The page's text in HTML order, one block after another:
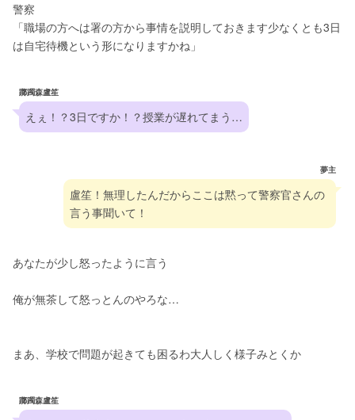
警察
「職場の方へは署の方から事情を説明しておきます少なくとも3日
は自宅待機という形になりますかね」
躑躅森盧笙
えぇ！？3日ですか！？授業が遅れてまう…
夢主
盧笙！無理したんだからここは黙って警察官さんの
言う事聞いて！
あなたが少し怒ったように言う
俺が無茶して怒っとんのやろな…
まあ、学校で問題が起きても困るわ大人しく様子みとくか
躑躅森盧笙